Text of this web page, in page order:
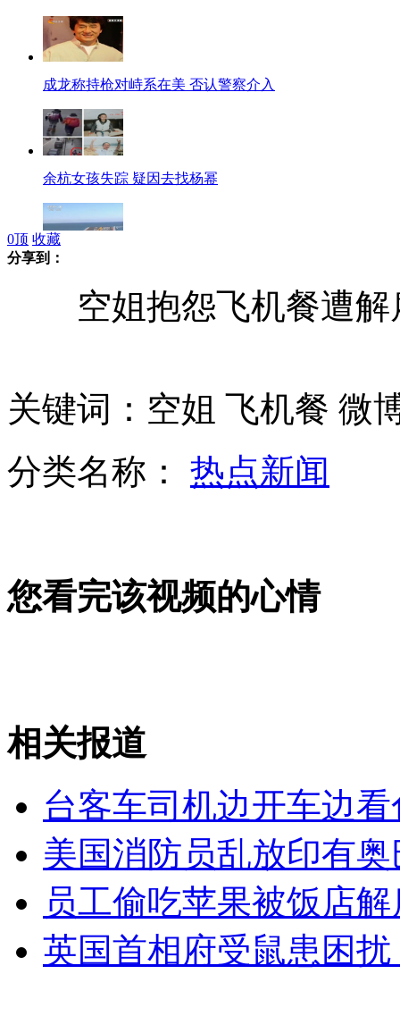
成龙称持枪对峙系在美 否认警察介入
余杭女孩失踪 疑因去找杨幂
俄三大舰队将在叙海岸联合执行任务
印性侵案嫌犯认罪求绞刑
山西运城恶犬咬伤多人 警民合力深夜将其击毙
女孩北京地铁殴打老人 痛下狠手拳打脚踢
无痛分娩是否安全 医生回应
0顶 收藏
分享到：
空姐抱怨飞机餐遭解
关键词：空姐 飞机餐 微
分类名称： 热点新闻
您看完该视频的心情
相关报道
台客车司机边开车边
美国消防员乱放印有
员工偷吃苹果被饭店解
英国首相府受鼠患困